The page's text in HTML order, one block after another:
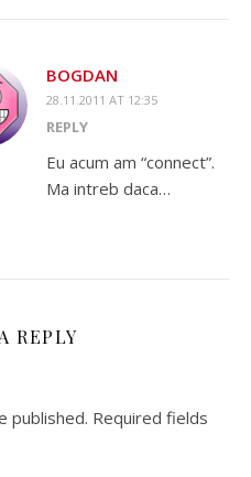
BOGDAN
28.11.2011 AT 12:35
REPLY
Eu acum am “connect”.
Ma intreb daca…
REPLY
published. Required fields